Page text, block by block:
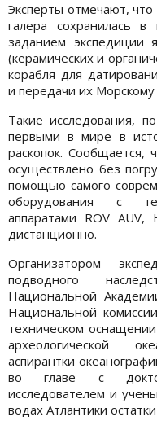
Эксперты отмечают, что
галера сохранилась
заданием экспедиции
(керамических и
корабля для
и передачи их
Такие исследования,
первыми в мире в
раскопок. Сообщается,
осуществлено без
помощью самого
оборудования с
аппаратами RОV AUV,
дистанционно.
Организатором
подводного
Национальной
Национальной
техническом
археологической
аспирантки
во главе с
исследователем и
водах Атлантики